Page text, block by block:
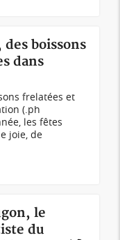
boissons
dans
frelatées et
(.ph
les fêtes
joie, de
le
du